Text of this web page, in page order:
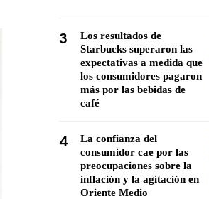
3
Los resultados de
Starbucks superaron las
expectativas a medida que
los consumidores pagaron
más por las bebidas de
café
4
La confianza del
consumidor cae por las
preocupaciones sobre la
inflación y la agitación en
Oriente Medio